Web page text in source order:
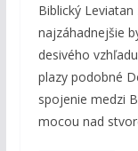
Biblický
najzáhadnejšie
desivého
plazy podobné
spojenie medzi
mocou nad